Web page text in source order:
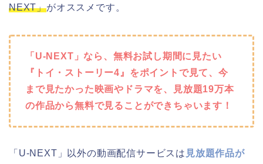
NEXT」がオススメです。
「U-NEXT」なら、無料お試し期間に見たい
『トイ・ストーリー4』をポイントで見て、今
まで見たかった映画やドラマを、見放題19万本
の作品から無料で見ることができちゃいます！
「U-NEXT」以外の動画配信サービスは 見放題作品が